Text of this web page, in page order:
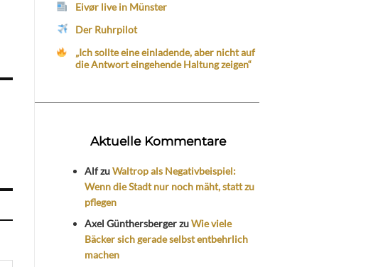
Eivør live in Münster
Der Ruhrpilot
„Ich sollte eine einladende, aber nicht auf
die Antwort eingehende Haltung zeigen“
Aktuelle Kommentare
AlfzuWaltrop als Negativbeispiel:
Wenn die Stadt nur noch mäht, statt zu
pflegen
Axel GünthersbergerzuWie viele
Bäcker sich gerade selbst entbehrlich
machen